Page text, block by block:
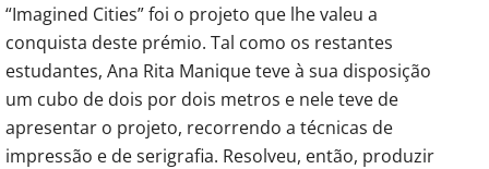
“Imagined Cities” foi o projeto que lhe valeu a
conquista deste prémio. Tal como os restantes
estudantes, Ana Rita Manique teve à sua disposição
um cubo de dois por dois metros e nele teve de
apresentar o projeto, recorrendo a técnicas de
impressão e de serigrafia. Resolveu, então, produzir